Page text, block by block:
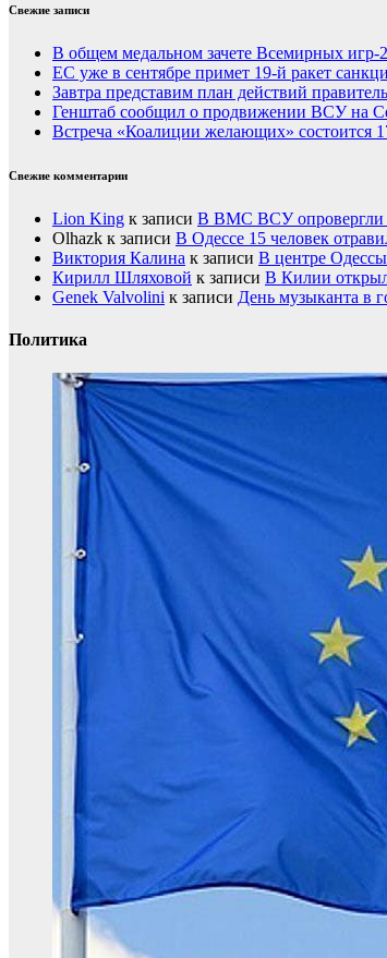
Свежие записи
В общем медальном зачете Всемирных игр-
ЕС уже в сентябре примет 19-й ракет
Завтра представим план действий
Генштаб сообщил о продвижении ВСУ на
Встреча «Коалиции желающих» состоится
Свежие комментарии
Lion King к записи В ВМС ВСУ опровергли
Olhazk к записи В Одессе 15 человек
Виктория Калина к записи В центре
Кирилл Шляховой к записи В Килии
Genek Valvolini к записи День музыканта в
Политика